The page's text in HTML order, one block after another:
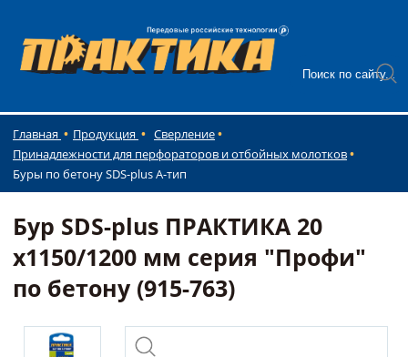
Главная Продукция
Сверление
Принадлежности для перфораторов и отбойных молотков
Буры по бетону SDS-plus А-тип
Бур SDS-plus ПРАКТИКА 20
х1150/1200 мм серия "Профи"
по бетону (915-763)